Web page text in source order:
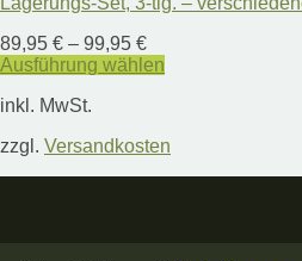
89,95 € – 99,95 €
Ausführung wählen
Produkt
mehrere
inkl. MwSt.
zzgl. Versandkosten